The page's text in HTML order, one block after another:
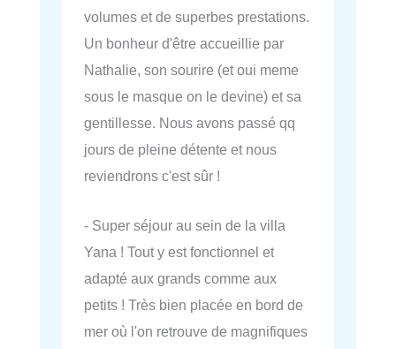
volumes et de superbes prestations.
Un bonheur d'être accueillie par
Nathalie, son sourire (et oui meme
sous le masque on le devine) et sa
gentillesse. Nous avons passé qq
jours de pleine détente et nous
reviendrons c'est sûr !
- Super séjour au sein de la villa
Yana ! Tout y est fonctionnel et
adapté aux grands comme aux
petits ! Très bien placée en bord de
mer où l'on retrouve de magnifiques